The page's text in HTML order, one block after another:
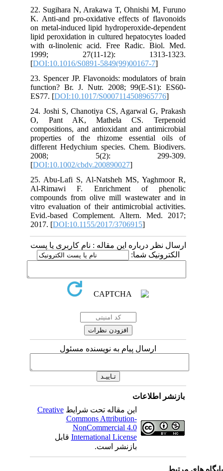
22. Sugihara N, Arakawa T, Ohnishi M, Furuno
K. Anti-and pro-oxidative effects of flavonoids
on metal-induced lipid hydroperoxide-dependent
lipid peroxidation in cultured hepatocytes loaded
with α-linolenic acid. Free Radic. Biol. Med.
1999; 27(11-12): 1313-1323.
[DOI:10.1016/S0891-5849(99)00167-7
23. Spencer JP. Flavonoids: modulators of brain
function? Br. J. Nutr. 2008; 99(E-S1): ES60-
ES77. [DOI:10.1017/S0007114508965776
24. Joshi S, Chanotiya CS, Agarwal G, Prakash
O, Pant AK, Mathela CS. Terpenoid
compositions, and antioxidant and antimicrobial
properties of the rhizome essential oils of
different Hedychium species. Chem. Biodivers.
2008; 5(2): 299-309.
[DOI:10.1002/cbdv.200890027
25. Abu-Lafi S, Al-Natsheh MS, Yaghmoor R,
Al-Rimawi F. Enrichment of phenolic
compounds from olive mill wastewater and in
vitro evaluation of their antimicrobial activities.
Evid.-based Complement. Altern. Med. 2017;
2017. [DOI:10.1155/2017/3706915
ارسال نظر درباره این مقاله : نام کاربری یا پست
الکترونیک شما:
ارسال پیام به نویسنده مسئول
بازنشر اطلاعات
این مقاله تحت شرایط Creative
Commons Attribution-
NonCommercial 4.0
International Licenseقابل
بازنشر است.